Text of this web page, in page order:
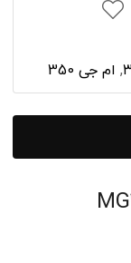
, ام جی 350